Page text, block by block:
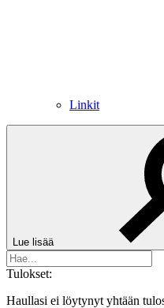
Linkit
Lue lisää
Tulokset:
Haullasi ei löytynyt yhtään